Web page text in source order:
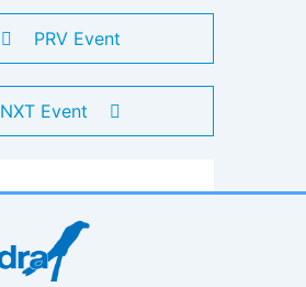
PRV Event
NXT Event